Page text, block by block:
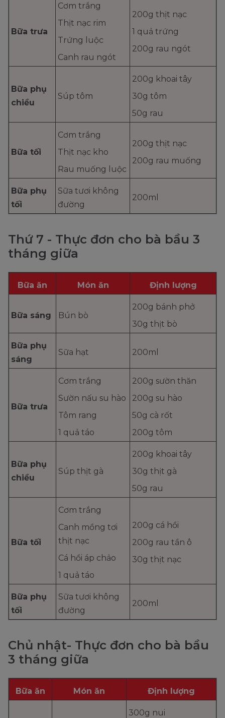
Bữa trưa
Cơm trắng
Thịt nạc rim
Trứng luộc
Canh rau ngót
200g thịt nạc
1 quả trứng
200g rau ngót
Bữa phụ
chiều
Súp tôm
200g khoai tây
30g tôm
50g rau
Bữa tối
Cơm trắng
Thịt nạc kho
Rau muống luộc
200g thịt nạc
200g rau muống
Bữa phụ
tối
Sữa tươi không
đường
200ml
Thứ 7 - Thực đơn cho bà bầu 3
tháng giữa
Bữa ăn Món ăn Định lượng
Bữa sáng Bún bò
200g bánh phở
30g thịt bò
Bữa phụ
sáng
Sữa hạt 200ml
Bữa trưa
Cơm trắng
Sườn nấu su hào
Tôm rang
1 quả táo
200g sườn thăn
200g su hào
50g cà rốt
200g tôm
Bữa phụ
chiều
Súp thịt gà
200g khoai tây
30g thịt gà
50g rau
Bữa tối
Cơm trắng
Canh mồng tơi
thịt nạc
Cá hồi áp chảo
1 quả táo
200g cá hồi
200g rau tần ô
30g thịt nạc
Bữa phụ
tối
Sữa tươi không
đường
200ml
Chủ nhật- Thực đơn cho bà bầu
3 tháng giữa
Bữa ăn Món ăn Định lượng
300g nui